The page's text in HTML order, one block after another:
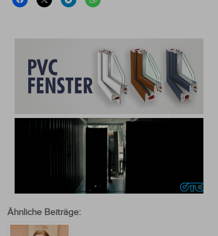
Ähnliche Beiträge: